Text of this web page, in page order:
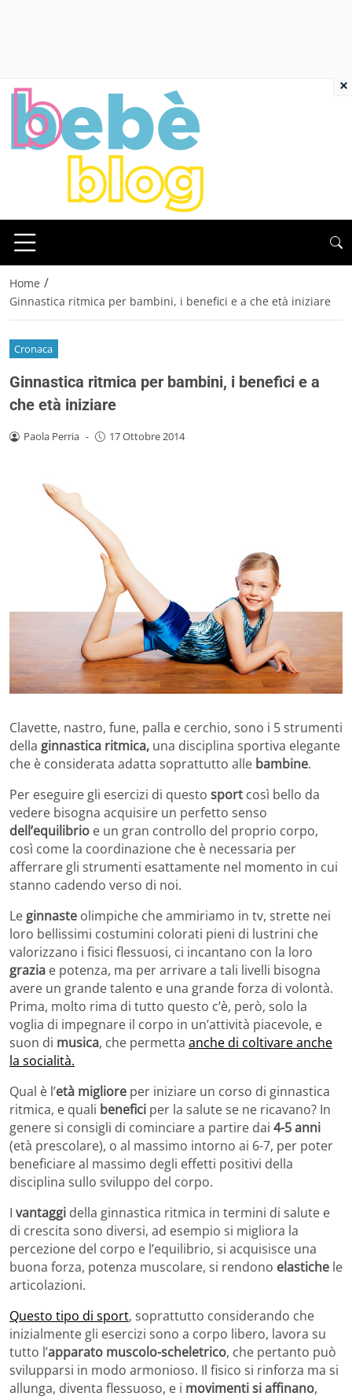
Home /
Ginnastica ritmica per bambini, i benefici e a che età iniziare
Cronaca
Ginnastica ritmica per bambini, i benefici e a
che età iniziare
Paola Perria - 17 Ottobre 2014
Clavette, nastro, fune, palla e cerchio, sono i 5 strumenti
della ginnastica ritmica, una disciplina sportiva elegante
che è considerata adatta soprattutto alle bambine.
Per eseguire gli esercizi di questo sport così bello da
vedere bisogna acquisire un perfetto senso
dell’equilibrio e un gran controllo del proprio corpo,
così come la coordinazione che è necessaria per
afferrare gli strumenti esattamente nel momento in cui
stanno cadendo verso di noi.
Le ginnaste olimpiche che ammiriamo in tv, strette nei
loro bellissimi costumini colorati pieni di lustrini che
valorizzano i fisici flessuosi, ci incantano con la loro
grazia e potenza, ma per arrivare a tali livelli bisogna
avere un grande talento e una grande forza di volontà.
Prima, molto rima di tutto questo c’è, però, solo la
voglia di impegnare il corpo in un’attività piacevole, e
suon di musica, che permetta anche di coltivare anche
la socialità.
Qual è l’età migliore per iniziare un corso di ginnastica
ritmica, e quali benefici per la salute se ne ricavano? In
genere si consigli di cominciare a partire dai 4-5 anni
(età prescolare), o al massimo intorno ai 6-7, per poter
beneficiare al massimo degli effetti positivi della
disciplina sullo sviluppo del corpo.
I vantaggi della ginnastica ritmica in termini di salute e
di crescita sono diversi, ad esempio si migliora la
percezione del corpo e l’equilibrio, si acquisisce una
buona forza, potenza muscolare, si rendono elastiche le
articolazioni.
Questo tipo di sport, soprattutto considerando che
inizialmente gli esercizi sono a corpo libero, lavora su
tutto l’apparato muscolo-scheletrico, che pertanto può
svilupparsi in modo armonioso. Il fisico si rinforza ma si
allunga, diventa flessuoso, e i movimenti si affinano,
×